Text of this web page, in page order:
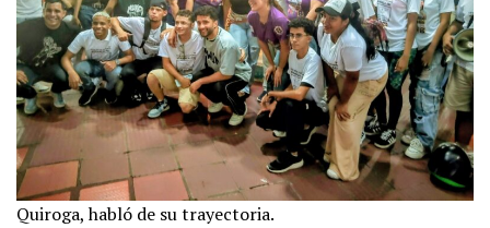
Quiroga, habló de su trayectoria.